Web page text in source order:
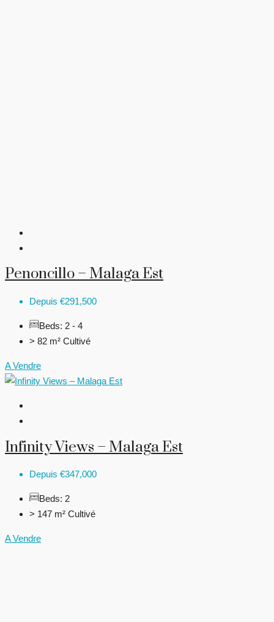
Penoncillo – Malaga Est
Depuis €291,500
Beds: 2 - 4
> 82 m² Cultivé
A Vendre
Infinity Views – Malaga Est
Depuis €347,000
Beds: 2
> 147 m² Cultivé
A Vendre